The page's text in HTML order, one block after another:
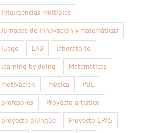
Inteligencias múltiples
Jornadas de Innovación y matemáticas
juego
LAB
laboratorio
learning by doing
Matemáticas
motivación
música
PBL
profesores
Proyecto artístico
proyecto bilingüe
Proyecto EPAS